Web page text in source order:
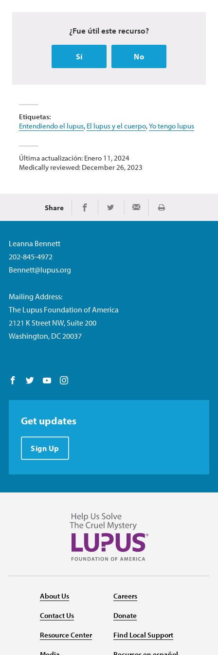
¿Fue útil este recurso?
Sí No
Etiquetas:
Entendiendo el lupus, El lupus y el cuerpo,Yo tengo lupus
Última actualización: Enero 11, 2024
Medically reviewed: December 26, 2023
Share Share on Facebook
Share on TwitterShare via EmailImprimir
Leanna Bennett
202-845-4972
Bennett@lupus.org
Mailing Address:
The Lupus Foundation of America
2121 K Street NW, Suite 200
Washington, DC 20037
Follow us on Facebook
Follow us on Twitter
Follow us on YouTube
Get updates
Sign Up
About Us
Contact Us
Resource Center
Careers
Donate
Find Local Support